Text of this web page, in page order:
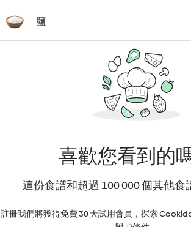
鹽
喜歡您看到的
這份食譜和超過 100 000 個其他食
註冊我們將獲得免費 30 天試用會員，探索